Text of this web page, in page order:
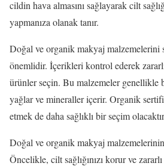
cildin hava almasını sağlayarak cilt
yapmanıza olanak tanır.
Doğal ve organik makyaj malzemelerini
önemlidir. İçerikleri kontrol ederek
ürünler seçin. Bu malzemeler genellikle
yağlar ve mineraller içerir. Organik
etmek de daha sağlıklı bir seçim
Doğal ve organik makyaj
Öncelikle, cilt sağlığınızı korur ve